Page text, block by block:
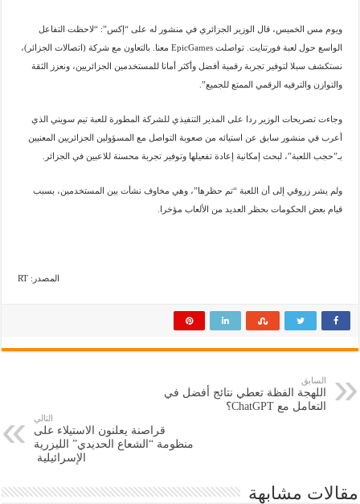
ويوم مس الخميس، قال الوزير الجزائري في منشور له على “إكس”: “لاحظت التفاعل
الواسع حول لعبة فورتنايت. تواصلت EpicGames معنا. بالتعاون مع شركة (اتصالات الجزائر)،
نستكشف سبلا لتوفير تجربة رقمية أفضل وأكثر أمانا للمستخدمين الجزائريين، ونعزز الثقة
والتوازن والترفيه الرقمي الممتع للجميع”.
وجاءت تصريحات الوزير ردا على المدير التنفيذي للشركة المطورة للعبة تيم سويني الذي
أعرب في منشور سابق عن استيائه من صعوبة التواصل مع المسؤولين الجزائريين المعنيين
بـ”حجب اللعبة”، لبحث إمكانية إعادة تفعيلها وتوفير تجربة محسنة للاعبين في الجزائر.
ولم يشر زروقي إلى أن اللعبة “تم حظرها”، وهي مخاوف نشأت بين المستخدمين، بسبب
قيام بعض الحكومات بحظر العديد من الألعاب مؤخرا.
المصدر: RT
السابق
اللهجة الفظة تعطي نتائج أفضل في
التعامل مع ChatGPT؟
التالي
قراصنة يعلنون الاستيلاء على
منظومة “الشعاع الحديدي” الليزرية
الإسرائيلية
مقالات مشابهة